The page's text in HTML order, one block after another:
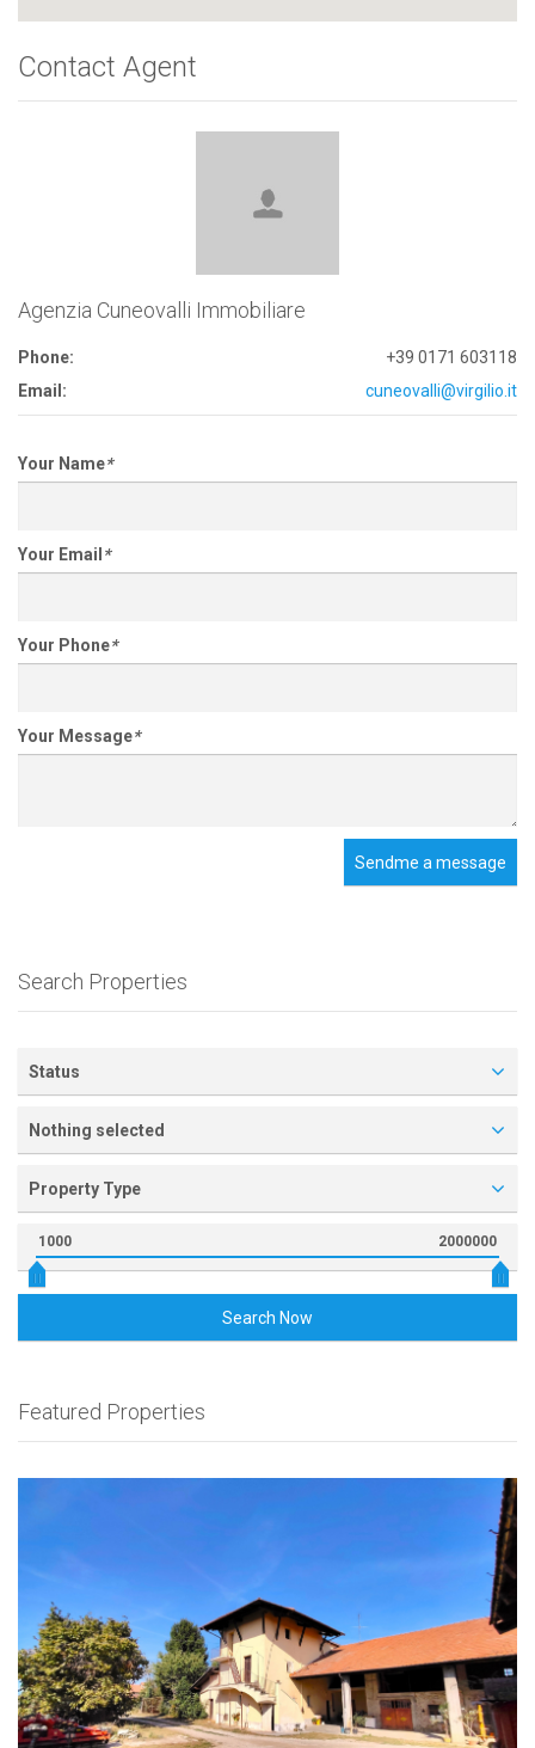
Contact Agent
Agenzia Cuneovalli Immobiliare
Phone:
+39 0171 603118
Email:
cuneovalli@virgilio.it
Your Name*
Your Email *
Your Phone*
Your Message*
Sendme a message
Search Properties
Status
Nothing selected
Property Type
1000 2000000
Search Now
Featured Properties